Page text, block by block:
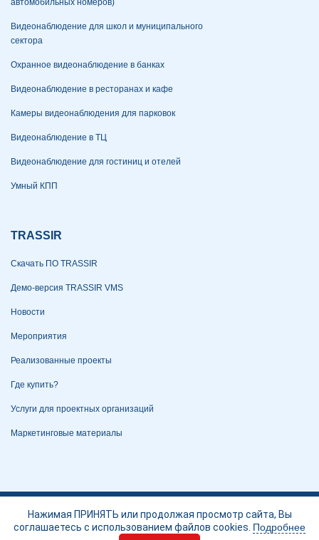
автомобильных номеров)
Видеонаблюдение для школ и муниципального
сектора
Охранное видеонаблюдение в банках
Видеонаблюдение в ресторанах и кафе
Камеры видеонаблюдения для парковок
Видеонаблюдение в ТЦ
Видеонаблюдение для гостиниц и отелей
Умный КПП
TRASSIR
Скачать ПО TRASSIR
Демо-версия TRASSIR VMS
Новости
Мероприятия
Реализованные проекты
Где купить?
Услуги для проектных организаций
Маркетинговые материалы
Политика конфиденциальности
Портал технической поддержки
Нажимая ПРИНЯТЬ или продолжая просмотр сайта, Вы
соглашаетесь с использованием файлов cookies. Подробнее